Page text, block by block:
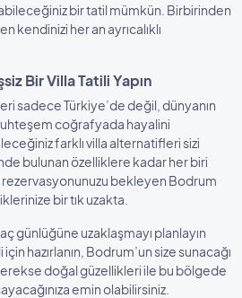
bir tatil mümkün. Birbirinden
kendinizi her an ayrıcalıklı
Bir Villa Tatili Yapın
sadece Türkiye’de değil, dünyanın
coğrafyada hayalini
farklı villa alternatifleri sizi
bulunan özelliklere kadar her biri
bekleyen Bodrum
bir tık uzakta.
günlüğüne uzaklaşmayı planlayın
hazırlanın, Bodrum’un size sunacağı
doğal güzellikleri ile bu bölgede
emin olabilirsiniz.